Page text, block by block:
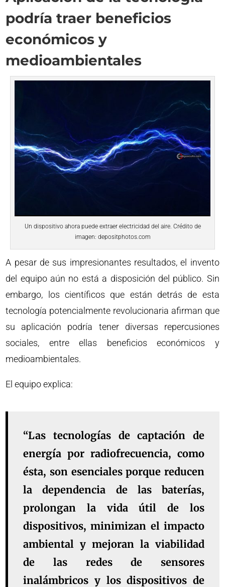
podría traer beneficios
económicos y
medioambientales
Un dispositivo ahora puede extraer electricidad del aire. Crédito de
imagen: depositphotos.com
A pesar de sus impresionantes resultados, el invento
del equipo aún no está a disposición del público. Sin
embargo, los científicos que están detrás de esta
tecnología potencialmente revolucionaria afirman que
su aplicación podría tener diversas repercusiones
sociales, entre ellas beneficios económicos y
medioambientales.
El equipo explica:
“Las tecnologías de captación de
energía por radiofrecuencia, como
ésta, son esenciales porque reducen
la dependencia de las baterías,
prolongan la vida útil de los
dispositivos, minimizan el impacto
ambiental y mejoran la viabilidad
de las redes de sensores
inalámbricos y los dispositivos de